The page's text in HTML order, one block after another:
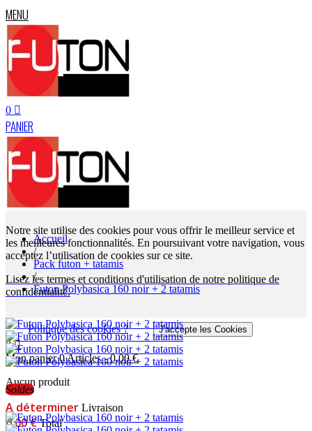
MENU
0
PANIER
Notre site utilise des cookies pour vous offrir le meilleur service et
les meilleures fonctionnalités. En poursuivant votre navigation, vous
acceptez l’utilisation de cookies sur ce site.
Lisez les termes et conditions d'utilisation de notre politique de
confidentialité.
Politique des cookies ? J'accepte les Cookies
0
Mon panier 0Articles - 0,00 €
Aucun produit
A déterminer Livraison
0,00 € Total
Accueil
/
Pack futon + tatamis
/
Futon Polybasica 160 noir + 2 tatamis
Soldes